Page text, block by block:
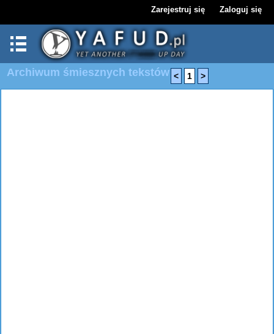
Zarejestruj się Zaloguj się
Archiwum śmiesznych tekstów < 1 >